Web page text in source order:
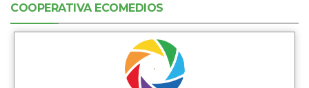
COOPERATIVA ECOMEDIOS